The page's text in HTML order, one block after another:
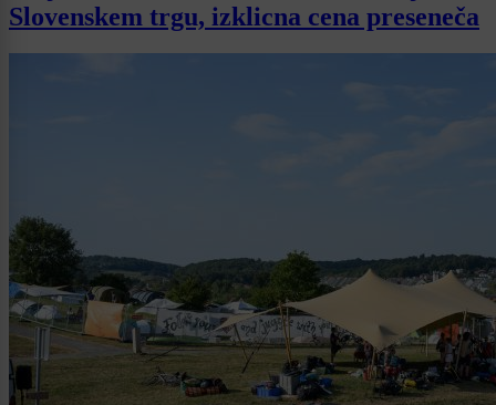
Slovenskem trgu, izklicna cena preseneča